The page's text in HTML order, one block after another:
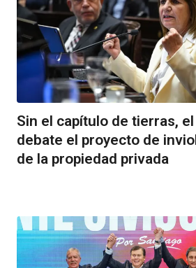
Sin el capítulo de tierras,
debate el proyecto de
de la propiedad privada